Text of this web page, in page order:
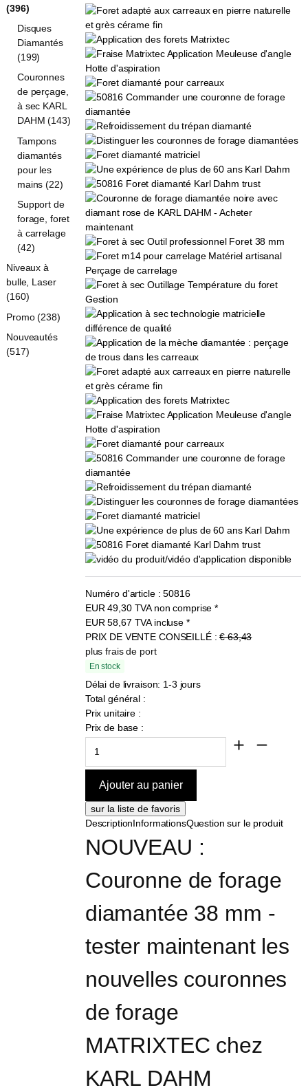
Numéro d'article : 50816
EUR49,30 TVA non comprise *
EUR58,67 TVA incluse *
PRIX DE VENTE CONSEILLÉ :€ 63,43
plus frais de port
En stock
Délai de livraison: 1-3 jours
Total général :
Prix unitaire :
Prix de base :
DescriptionInformationsQuestion sur le produit
NOUVEAU :
Couronne de forage
diamantée 38 mm -
tester maintenant les
nouvelles couronnes
de forage
MATRIXTEC chez
KARL DAHM
(396)
Disques
Diamantés
(199)
Couronnes
de perçage,
à sec KARL
DAHM (143)
Tampons
diamantés
pour les
mains (22)
Support de
forage, foret
à carrelage
(42)
Niveaux à
bulle, Laser
(160)
Promo (238)
Nouveautés
(517)